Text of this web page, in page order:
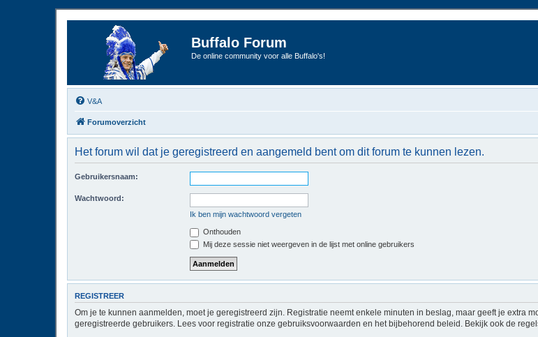
Buffalo Forum
De online community voor alle Buffalo's!
V&A
Forumoverzicht
Het forum wil dat je geregistreerd en aangemeld bent om dit forum te kunnen lezen.
Gebruikersnaam:
Wachtwoord:
Ik ben mijn wachtwoord vergeten
Onthouden
Mij deze sessie niet weergeven in de lijst met online gebruikers
REGISTREER
Om je te kunnen aanmelden, moet je geregistreerd zijn. Registratie neemt enkele minuten in beslag, maar geeft je extra
geregistreerde gebruikers. Lees voor registratie onze gebruiksvoorwaarden en het bijbehorend beleid. Bekijk ook de